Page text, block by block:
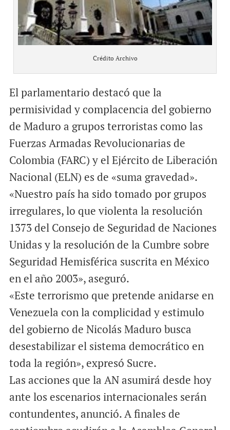
Crédito Archivo
El parlamentario destacó que la
permisividad y complacencia del gobierno
de Maduro a grupos terroristas como las
Fuerzas Armadas Revolucionarias de
Colombia (FARC) y el Ejército de Liberación
Nacional (ELN) es de «suma gravedad».
«Nuestro país ha sido tomado por grupos
irregulares, lo que violenta la resolución
1373 del Consejo de Seguridad de Naciones
Unidas y la resolución de la Cumbre sobre
Seguridad Hemisférica suscrita en México
en el año 2003», aseguró.
«Este terrorismo que pretende anidarse en
Venezuela con la complicidad y estimulo
del gobierno de Nicolás Maduro busca
desestabilizar el sistema democrático en
toda la región», expresó Sucre.
Las acciones que la AN asumirá desde hoy
ante los escenarios internacionales serán
contundentes, anunció. A finales de